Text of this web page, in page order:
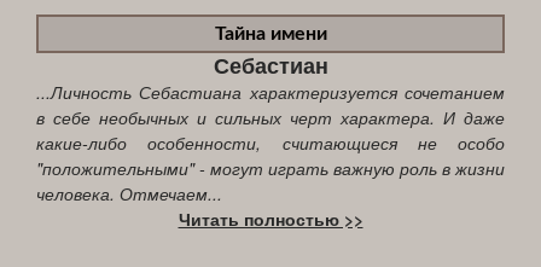
Тайна имени
Себастиан
...Личность Себастиана характеризуется сочетанием
в себе необычных и сильных черт характера. И даже
какие-либо особенности, считающиеся не особо
"положительными" - могут играть важную роль в жизни
человека. Отмечаем...
Читать полностью >>